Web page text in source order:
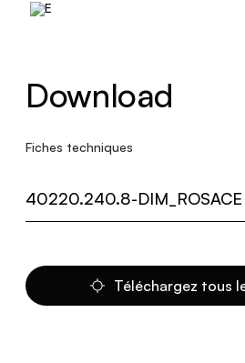
Download
Fiches techniques
Téléchargez tous